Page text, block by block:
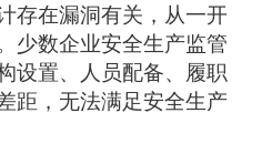
存在漏洞有关，从一开
少数企业安全生产监管
设置、人员配备、履职
距，无法满足安全生产